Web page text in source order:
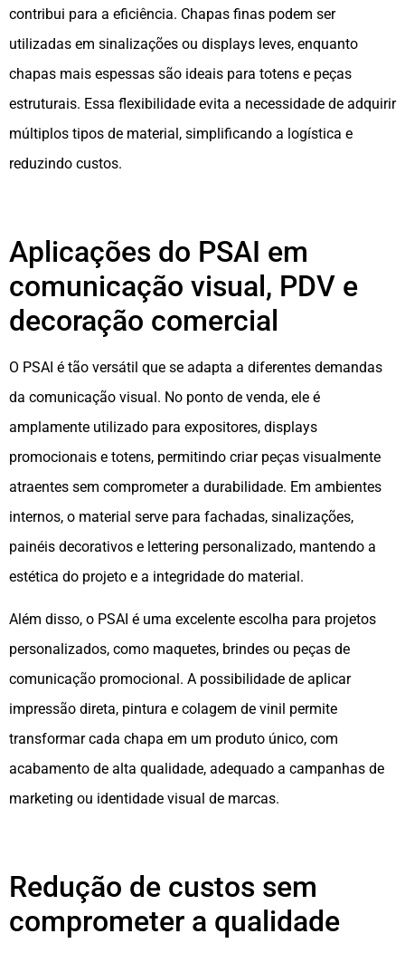
contribui para a eficiência. Chapas finas podem ser
utilizadas em sinalizações ou displays leves, enquanto
chapas mais espessas são ideais para totens e peças
estruturais. Essa flexibilidade evita a necessidade de adquirir
múltiplos tipos de material, simplificando a logística e
reduzindo custos.
Aplicações do PSAI em
comunicação visual, PDV e
decoração comercial
O PSAI é tão versátil que se adapta a diferentes demandas
da comunicação visual. No ponto de venda, ele é
amplamente utilizado para expositores, displays
promocionais e totens, permitindo criar peças visualmente
atraentes sem comprometer a durabilidade. Em ambientes
internos, o material serve para fachadas, sinalizações,
painéis decorativos e lettering personalizado, mantendo a
estética do projeto e a integridade do material.
Além disso, o PSAI é uma excelente escolha para projetos
personalizados, como maquetes, brindes ou peças de
comunicação promocional. A possibilidade de aplicar
impressão direta, pintura e colagem de vinil permite
transformar cada chapa em um produto único, com
acabamento de alta qualidade, adequado a campanhas de
marketing ou identidade visual de marcas.
Redução de custos sem
comprometer a qualidade